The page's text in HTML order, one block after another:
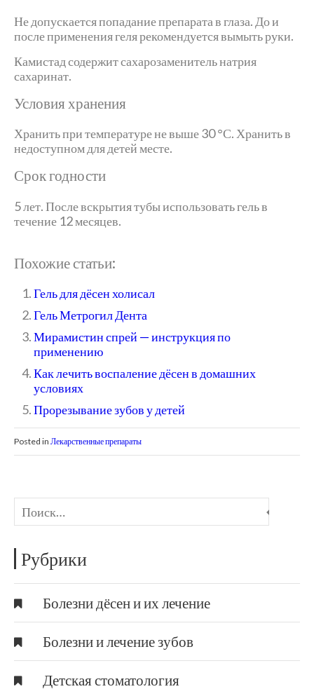
Рубрики
Болезни дёсен и их лечение
Болезни и лечение зубов
Детская стоматология
Не допускается попадание препарата в глаза. До и
после применения геля рекомендуется вымыть руки.
Камистад содержит сахарозаменитель натрия
сахаринат.
Условия хранения
Хранить при температуре не выше 30 °С. Хранить в
недоступном для детей месте.
Срок годности
5 лет. После вскрытия тубы использовать гель в
течение 12 месяцев.
Похожие статьи:
Гель для дёсен холисал
Гель Метрогил Дента
Мирамистин спрей — инструкция по
применению
Как лечить воспаление дёсен в домашних
условиях
Прорезывание зубов у детей
Posted in Лекарственные препараты